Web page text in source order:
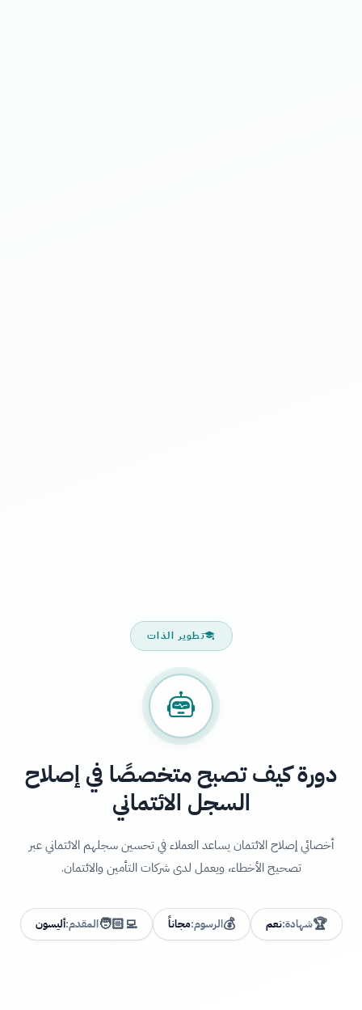
تطوير الذات
دورة كيف تصبح متخصصًا في إصلاح
السجل الائتماني
أخصائي إصلاح الائتمان يساعد العملاء في تحسين سجلهم الائتماني عبر
تصحيح الأخطاء، ويعمل لدى شركات التأمين والائتمان.
🏆شهادة:نعم 💰الرسوم:مجاناً 🧑🏻‍💻المقدم:أليسون